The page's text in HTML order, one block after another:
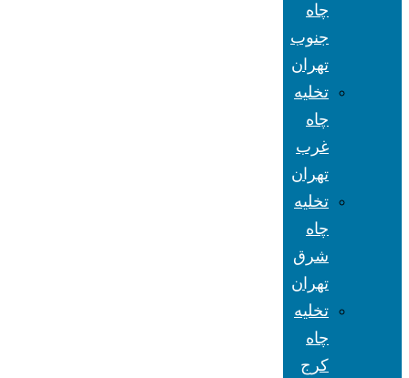
چاه
جنوب
تهران
تخلیه
چاه
غرب
تهران
تخلیه
چاه
شرق
تهران
تخلیه
چاه
کرج